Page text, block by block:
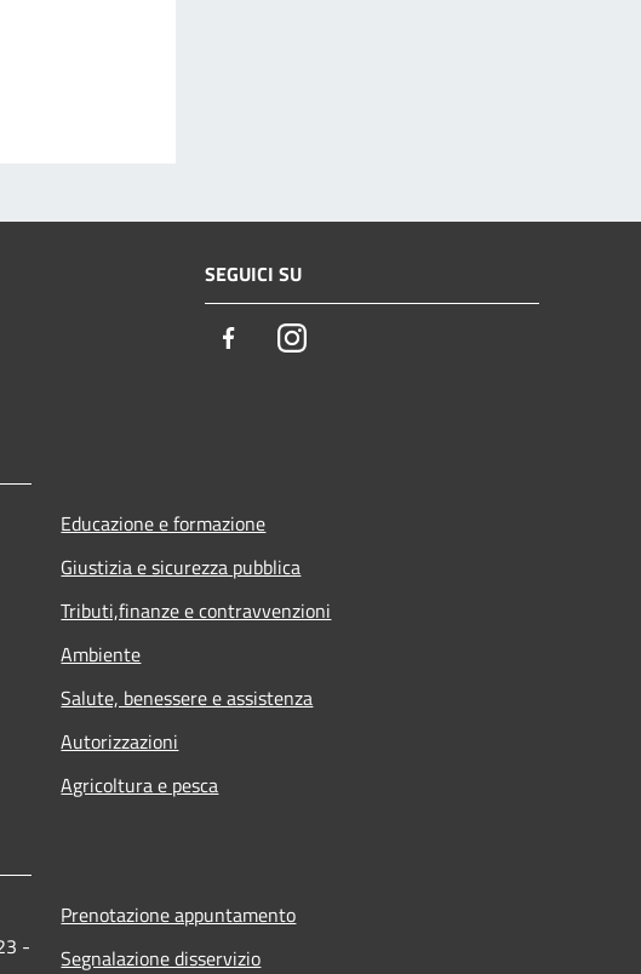
SEGUICI SU
FacebookInstagram
Educazione e formazione
Giustizia e sicurezza pubblica
Tributi,finanze e contravvenzioni
Ambiente
Salute, benessere e assistenza
Autorizzazioni
Agricoltura e pesca
-
Prenotazione appuntamento
Segnalazione disservizio